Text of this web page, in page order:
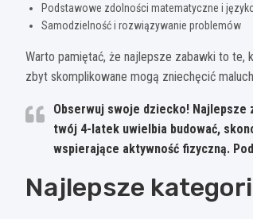
Podstawowe zdolności matematyczne i
Samodzielność i rozwiązywanie problemów
Warto pamiętać, że najlepsze zabawki to
zbyt skomplikowane mogą zniechęcić
Obserwuj swoje dziecko! Najlepsze
twój 4-latek uwielbia budować,
wspierające aktywność fizyczną.
Najlepsze